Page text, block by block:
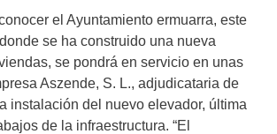
el Ayuntamiento ermuarra, este
se ha construido una nueva
se pondrá en servicio en unas
Aszende, S. L., adjudicataria de
instalación del nuevo elevador, última
de la infraestructura. “El